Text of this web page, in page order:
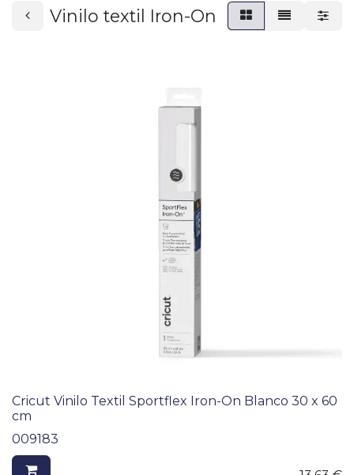
Vinilo textil Iron-On
Cricut Vinilo Textil Sportflex Iron-On Blanco 30 x 60
cm
009183